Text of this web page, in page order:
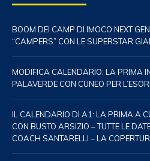
BOOM DEI CAMP DI IMOCO NEXT
“CAMPERS” CON LE SUPERSTAR
MODIFICA CALENDARIO: LA PRIMA
PALAVERDE CON CUNEO PER
IL CALENDARIO DI A1: LA PRIMA A
CON BUSTO ARSIZIO – TUTTE LE
COACH SANTARELLI – LA